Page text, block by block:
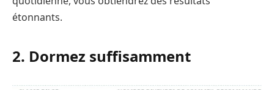
étonnants.
2. Dormez suffisamment